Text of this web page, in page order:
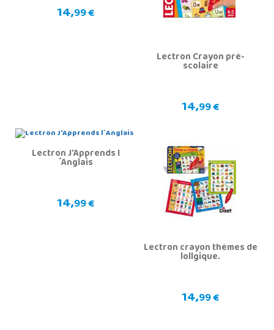
14,99 €
Lectron Crayon pré-
scolaire
14,99 €
Lectron J'Apprends l
´Anglais
14,99 €
Lectron crayon thèmes de
lollgique.
14,99 €